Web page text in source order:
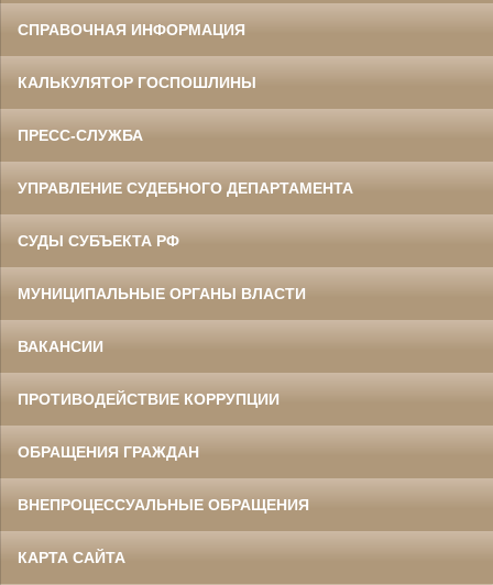
СПРАВОЧНАЯ ИНФОРМАЦИЯ
КАЛЬКУЛЯТОР ГОСПОШЛИНЫ
ПРЕСС-СЛУЖБА
УПРАВЛЕНИЕ СУДЕБНОГО ДЕПАРТАМЕНТА
СУДЫ СУБЪЕКТА РФ
МУНИЦИПАЛЬНЫЕ ОРГАНЫ ВЛАСТИ
ВАКАНСИИ
ПРОТИВОДЕЙСТВИЕ КОРРУПЦИИ
ОБРАЩЕНИЯ ГРАЖДАН
ВНЕПРОЦЕССУАЛЬНЫЕ ОБРАЩЕНИЯ
КАРТА САЙТА